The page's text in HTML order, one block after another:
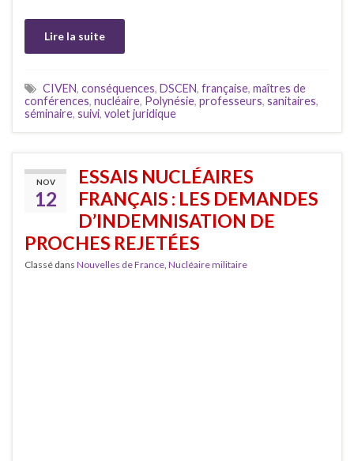
Lire la suite
CIVEN, conséquences, DSCEN, française, maîtres de
conférences, nucléaire, Polynésie, professeurs, sanitaires,
séminaire, suivi, volet juridique
NOV
12
ESSAIS NUCLÉAIRES
FRANÇAIS : LES DEMANDES
D’INDEMNISATION DE
PROCHES REJETÉES
Classé dans Nouvelles de France, Nucléaire militaire